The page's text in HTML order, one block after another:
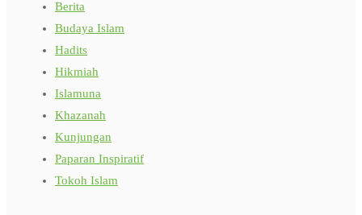
Berita
Budaya Islam
Hadits
Hikmiah
Islamuna
Khazanah
Kunjungan
Paparan Inspiratif
Tokoh Islam